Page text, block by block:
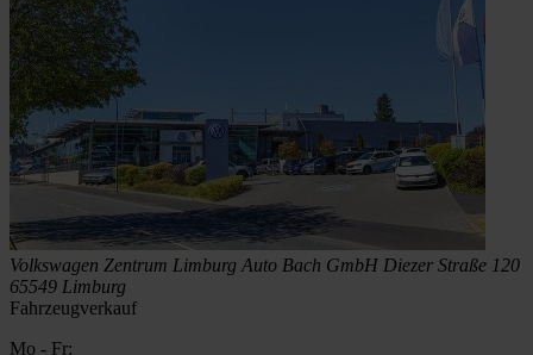
Volkswagen Zentrum Limburg Auto Bach GmbH Diezer Straße 120
65549 Limburg
Fahrzeugverkauf
Mo - Fr: